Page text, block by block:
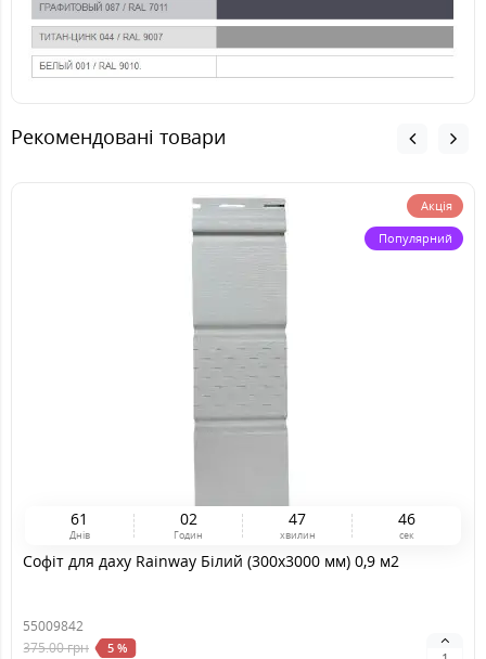
Рекомендовані товари
Акція
Популярний
61
Днів
02
Годин
47
хвилин
46
сек
Софіт для даху Rainway Білий (300x3000 мм) 0,9 м2
55009842
375.00грн 5 %